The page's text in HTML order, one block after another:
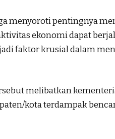
menyoroti pentingnya
ekonomi dapat
faktor krusial dalam
melibatkan
kota terdampak